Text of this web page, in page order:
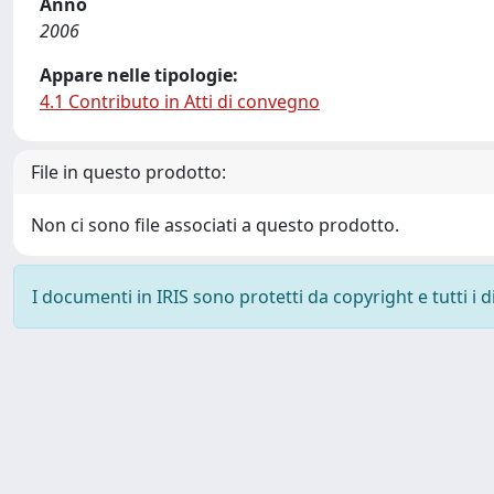
2006
Appare nelle tipologie:
4.1 Contributo in Atti di convegno
File in questo prodotto:
Non ci sono file associati a questo prodotto.
I documenti in IRIS sono protetti da copyright e tutti i